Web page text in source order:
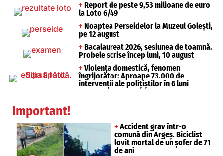
+ Report de peste 9,53 milioane de euro
la Loto 6/49
+ Noaptea Perseidelor la Muzeul Golești,
pe 12 august
+ Bacalaureat 2026, sesiunea de toamnă.
Probele scrise încep luni, 10 august
+ Violența domestică, fenomen
îngrijorător: Aproape 73.000 de
intervenții ale polițiștilor în 6 luni
Important!
+ Accident grav într-o
comună din Argeș. Biciclist
lovit mortal de un șofer de 71
de ani